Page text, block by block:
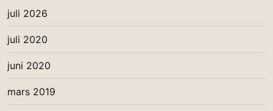
juli 2026
juli 2020
juni 2020
mars 2019